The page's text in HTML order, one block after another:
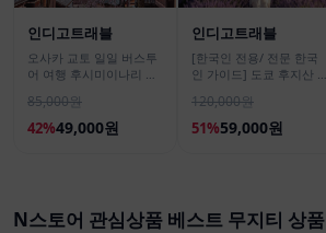
인디고트래블
오사카 교토 일일 버스투
어 여행 후시미이나리 아
철학의길
85,000원
42%49,000원
인디고트래블
[한국인 전용/ 전문 한국
인 가이드] 도쿄 후지산 1
카와시계점/DSLR 사진촬
영
120,000원
51%59,000원
N스토어 관심상품 베스트 무지티 상품